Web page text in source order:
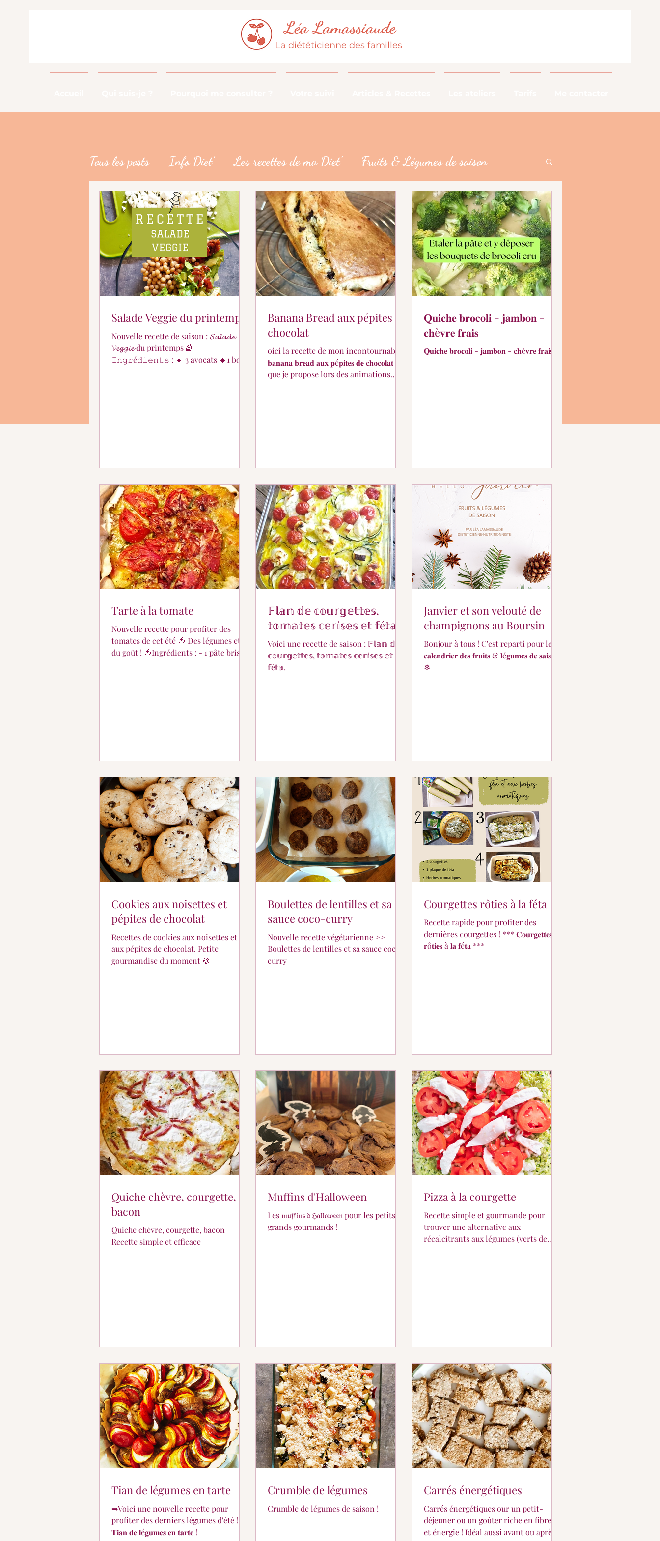
Léa Lamassiaude
La diététicienne des familles
Tous les posts Info Diet' Les recettes de ma Diet' Fruits & Légumes de saison
Info Métier DME De la fourche à la fourchette Les croyances alimentaires
En quoi puis-je vous aider ? Partage de suivi... Pour les petits...
Salade Veggie du printemps
Nouvelle recette de saison : 𝓢𝓪𝓵𝓪𝓭𝓮
𝓥𝓮𝓰𝓰𝓲𝓮 du printemps 🌈
𝙸𝚗𝚐𝚛é𝚍𝚒𝚎𝚗𝚝𝚜 : 🔸 3 avocats 🔸1 boîte
Banana Bread aux pépites de
chocolat
oici la recette de mon incontournable
𝐛𝐚𝐧𝐚𝐧𝐚 𝐛𝐫𝐞𝐚𝐝 𝐚𝐮𝐱 𝐩é𝐩𝐢𝐭𝐞𝐬 𝐝𝐞 𝐜𝐡𝐨𝐜𝐨𝐥𝐚𝐭
que je propose lors des animations
𝐐𝐮𝐢𝐜𝐡𝐞 𝐛𝐫𝐨𝐜𝐨𝐥𝐢 - 𝐣𝐚𝐦𝐛𝐨𝐧 -
𝐜𝐡è𝐯𝐫𝐞 𝐟𝐫𝐚𝐢𝐬
𝐐𝐮𝐢𝐜𝐡𝐞 𝐛𝐫𝐨𝐜𝐨𝐥𝐢 - 𝐣𝐚𝐦𝐛𝐨𝐧 - 𝐜𝐡è𝐯𝐫𝐞 𝐟𝐫𝐚𝐢𝐬
Tarte à la tomate
Nouvelle recette pour profiter des
tomates de cet été 🍅 Des légumes et
du goût ! 🍅Ingrédients : - 1 pâte brisée
𝔽𝕝𝕒𝕟 𝕕𝕖 𝕔𝕠𝕦𝕣𝕘𝕖𝕥𝕥𝕖𝕤,
𝕥𝕠𝕞𝕒𝕥𝕖𝕤 𝕔𝕖𝕣𝕚𝕤𝕖𝕤 𝕖𝕥 𝕗é𝕥𝕒.
Voici une recette de saison : 𝔽𝕝𝕒𝕟 𝕕𝕖
𝕔𝕠𝕦𝕣𝕘𝕖𝕥𝕥𝕖𝕤, 𝕥𝕠𝕞𝕒𝕥𝕖𝕤 𝕔𝕖𝕣𝕚𝕤𝕖𝕤 𝕖𝕥
𝕗é𝕥𝕒.
Janvier et son velouté de
champignons au Boursin
Bonjour à tous ! C'est reparti pour le
𝐜𝐚𝐥𝐞𝐧𝐝𝐫𝐢𝐞𝐫 𝐝𝐞𝐬 𝐟𝐫𝐮𝐢𝐭𝐬 & 𝐥é𝐠𝐮𝐦𝐞𝐬 𝐝𝐞 𝐬𝐚𝐢𝐬𝐨𝐧 !
❄
Cookies aux noisettes et
pépites de chocolat
Recettes de cookies aux noisettes et
aux pépites de chocolat. Petite
gourmandise du moment 🍪
Boulettes de lentilles et sa
sauce coco-curry
Nouvelle recette végétarienne >>
Boulettes de lentilles et sa sauce coco-
curry
Courgettes rôties à la féta
Recette rapide pour profiter des
dernières courgettes ! *** 𝐂𝐨𝐮𝐫𝐠𝐞𝐭𝐭𝐞𝐬
𝐫ô𝐭𝐢𝐞𝐬 à 𝐥𝐚 𝐟é𝐭𝐚 ***
Quiche chèvre, courgette,
bacon
Quiche chèvre, courgette, bacon
Recette simple et efficace
Muffins d'Halloween
Les 𝔪𝔲𝔣𝔣𝔦𝔫𝔰 𝔡'ℌ𝔞𝔩𝔩𝔬𝔴𝔢𝔢𝔫 pour les petits et
grands gourmands !
Pizza à la courgette
Recette simple et gourmande pour
trouver une alternative aux
récalcitrants aux légumes (verts de
Tian de légumes en tarte
➡Voici une nouvelle recette pour
profiter des derniers légumes d'été ! 𝐥𝐞
𝐓𝐢𝐚𝐧 𝐝𝐞 𝐥é𝐠𝐮𝐦𝐞𝐬 𝐞𝐧 𝐭𝐚𝐫𝐭𝐞 !
Crumble de légumes
Crumble de légumes de saison !
Carrés énergétiques
Carrés énergétiques our un petit-
déjeuner ou un goûter riche en fibres
et énergie ! Idéal aussi avant ou après